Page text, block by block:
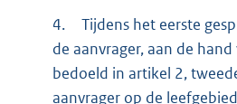
4.
Tijdens het eerste
de aanvrager, aan de
bedoeld in artikel 2,
aanvrager op de